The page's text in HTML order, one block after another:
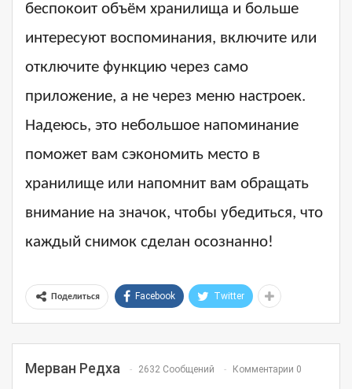
беспокоит объём хранилища и больше
интересуют воспоминания, включите или
отключите функцию через само
приложение, а не через меню настроек.
Надеюсь, это небольшое напоминание
поможет вам сэкономить место в
хранилище или напомнит вам обращать
внимание на значок, чтобы убедиться, что
каждый снимок сделан осознанно!
Поделиться Facebook Twitter
Мерван Редха 2632 Сообщений Комментарии 0